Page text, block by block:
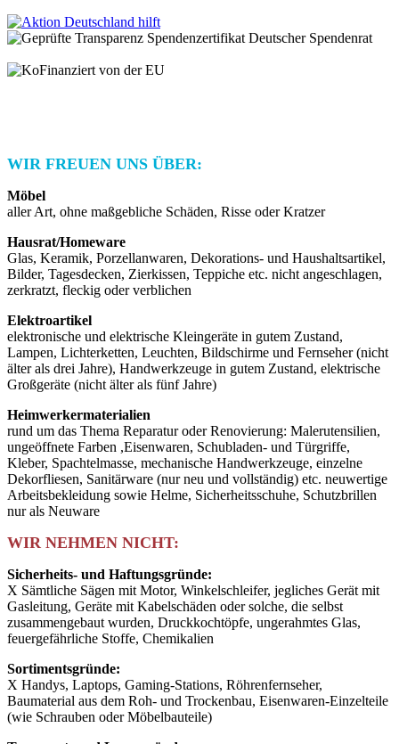
WIR FREUEN UNS ÜBER:
Möbel
aller Art, ohne maßgebliche Schäden, Risse oder Kratzer
Hausrat/Homeware
Glas, Keramik, Porzellanwaren, Dekorations- und Haushaltsartikel,
Bilder, Tagesdecken, Zierkissen, Teppiche etc. nicht angeschlagen,
zerkratzt, fleckig oder verblichen
Elektroartikel
elektronische und elektrische Kleingeräte in gutem Zustand,
Lampen, Lichterketten, Leuchten, Bildschirme und Fernseher (nicht
älter als drei Jahre), Handwerkzeuge in gutem Zustand, elektrische
Großgeräte (nicht älter als fünf Jahre)
Heimwerkermaterialien
rund um das Thema Reparatur oder Renovierung: Malerutensilien,
ungeöffnete Farben ,Eisenwaren, Schubladen- und Türgriffe,
Kleber, Spachtelmasse, mechanische Handwerkzeuge, einzelne
Dekorfliesen, Sanitärware (nur neu und vollständig) etc. neuwertige
Arbeitsbekleidung sowie Helme, Sicherheitsschuhe, Schutzbrillen
nur als Neuware
WIR NEHMEN NICHT:
Sicherheits- und Haftungsgründe:
X Sämtliche Sägen mit Motor, Winkelschleifer, jegliches Gerät mit
Gasleitung, Geräte mit Kabelschäden oder solche, die selbst
zusammengebaut wurden, Druckkochtöpfe, ungerahmtes Glas,
feuergefährliche Stoffe, Chemikalien
Sortimentsgründe:
X Handys, Laptops, Gaming-Stations, Röhrenfernseher,
Baumaterial aus dem Roh- und Trockenbau, Eisenwaren-Einzelteile
(wie Schrauben oder Möbelbauteile)